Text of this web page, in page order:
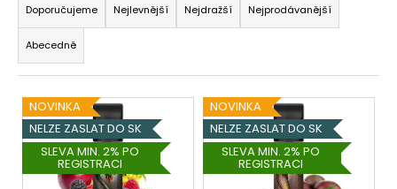
a
z
e
n
í
p
r
o
Doporučujeme Nejlevnější Nejdražší Nejprodávanější
Abecedně
V
ý
p
i
NOVINKA
NELZE ZASLAT DO SK
SLEVA MIN. 2% PO
REGISTRACI
NOVINKA
NELZE ZASLAT DO SK
SLEVA MIN. 2% PO
REGISTRACI
D
p
o
r